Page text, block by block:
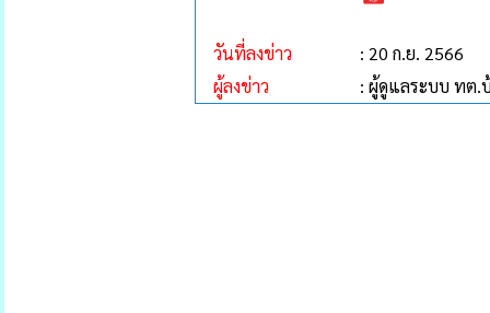
วันที่ลงข่าว
: 20 ก.ย. 2566
ผู้ลงข่าว
: ผู้ดูแลระบบ ทต.